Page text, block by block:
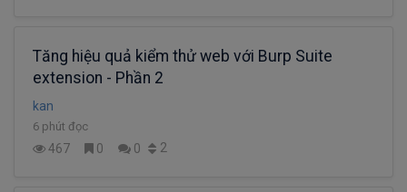
Tăng hiệu quả kiểm thử web với Burp Suite
extension - Phần 2
kan
6 phút đọc
467 0 0 2